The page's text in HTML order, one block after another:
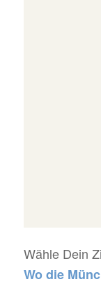
Wähle Dein
Wo die